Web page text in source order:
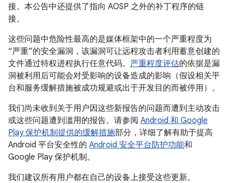
接。本公告中还提供了指向 AOSP 之外的补丁程序的链
接。
这些问题中危险性最高的是媒体框架中的一个严重程度为
“严重”的安全漏洞，该漏洞可让远程攻击者利用蓄意创建的
文件通过特权进程执行任意代码。 严重程度评估的依据是漏
洞被利用后可能会对受影响的设备造成的影响（假设相关平
台和服务缓解措施被成功规避或出于开发目的而被停用）。
我们尚未收到关于用户因这些新报告的问题而遭到主动攻击
或这些问题遭到滥用的报告。请参阅 Android 和 Google
Play 保护机制提供的缓解措施部分，详细了解有助于提高
Android 平台安全性的 Android 安全平台防护功能和
Google Play 保护机制。
我们建议所有用户都在自己的设备上接受这些更新。